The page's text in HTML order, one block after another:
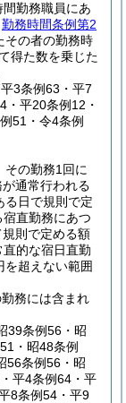
勤務職員にあ
勤務時間条例第2
その者の勤務時
得た数を乗じた
3条例63・平7
平20条例12・
51・令4条例
その勤務1回に
通常行われる
る日で規則で定
直勤務にあつ
則で定める額
直的な宿日直勤
超えない範囲
勤務には含まれ
39条例56・昭
・昭48条例
56条例56・昭
平4条例64・平
8条例54・平9